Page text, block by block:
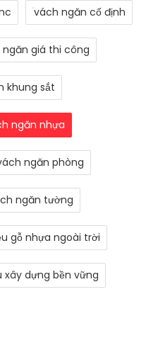
vách ngăn cố định
giá thi công
khung sắt
ngăn nhựa
ngăn phòng
ngăn tường
gỗ nhựa ngoài trời
xây dựng bền vững